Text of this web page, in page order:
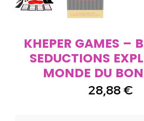
KHEPER GAMES –
SEDUCTIONS
MONDE DU
28,88 €